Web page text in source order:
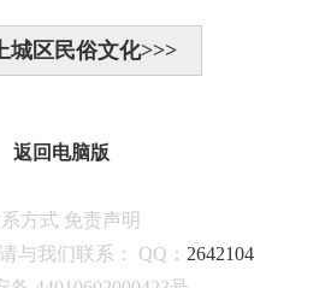
城区民俗文化>>>
返回电脑版
方式 免责声明
与我们联系： QQ： 2642104